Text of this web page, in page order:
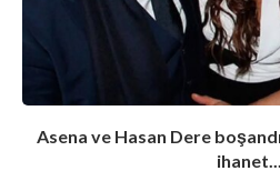
Asena ve Hasan Dere
ihanet...